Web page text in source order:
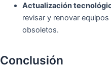
Actualización
revisar y renovar
obsoletos.
Conclusión